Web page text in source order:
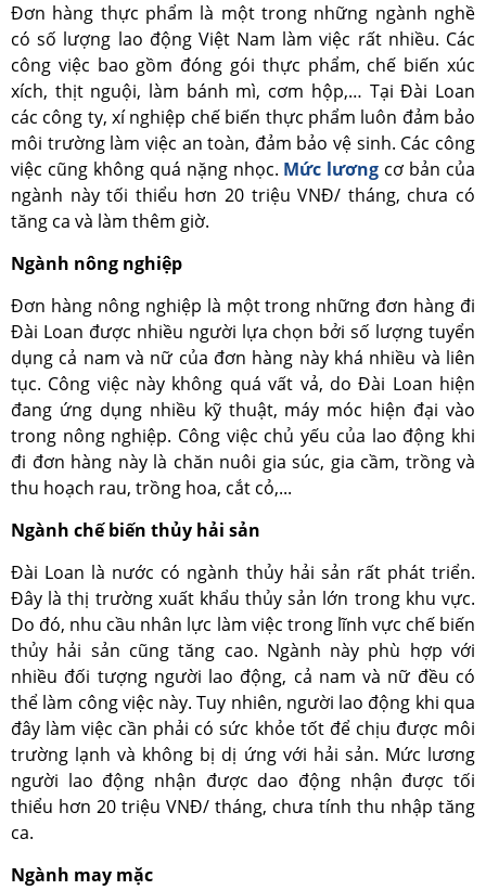
Đơn hàng thực phẩm là một trong những ngành nghề
có số lượng lao động Việt Nam làm việc rất nhiều. Các
công việc bao gồm đóng gói thực phẩm, chế biến xúc
xích, thịt nguội, làm bánh mì, cơm hộp,… Tại Đài Loan
các công ty, xí nghiệp chế biến thực phẩm luôn đảm bảo
môi trường làm việc an toàn, đảm bảo vệ sinh. Các công
việc cũng không quá nặng nhọc. Mức lương cơ bản của
ngành này tối thiểu hơn 20 triệu VNĐ/ tháng, chưa có
tăng ca và làm thêm giờ.
Ngành nông nghiệp
Đơn hàng nông nghiệp là một trong những đơn hàng đi
Đài Loan được nhiều người lựa chọn bởi số lượng tuyển
dụng cả nam và nữ của đơn hàng này khá nhiều và liên
tục. Công việc này không quá vất vả, do Đài Loan hiện
đang ứng dụng nhiều kỹ thuật, máy móc hiện đại vào
trong nông nghiệp. Công việc chủ yếu của lao động khi
đi đơn hàng này là chăn nuôi gia súc, gia cầm, trồng và
thu hoạch rau, trồng hoa, cắt cỏ,...
Ngành chế biến thủy hải sản
Đài Loan là nước có ngành thủy hải sản rất phát triển.
Đây là thị trường xuất khẩu thủy sản lớn trong khu vực.
Do đó, nhu cầu nhân lực làm việc trong lĩnh vực chế biến
thủy hải sản cũng tăng cao. Ngành này phù hợp với
nhiều đối tượng người lao động, cả nam và nữ đều có
thể làm công việc này. Tuy nhiên, người lao động khi qua
đây làm việc cần phải có sức khỏe tốt để chịu được môi
trường lạnh và không bị dị ứng với hải sản. Mức lương
người lao động nhận được dao động nhận được tối
thiểu hơn 20 triệu VNĐ/ tháng, chưa tính thu nhập tăng
ca.
Ngành may mặc